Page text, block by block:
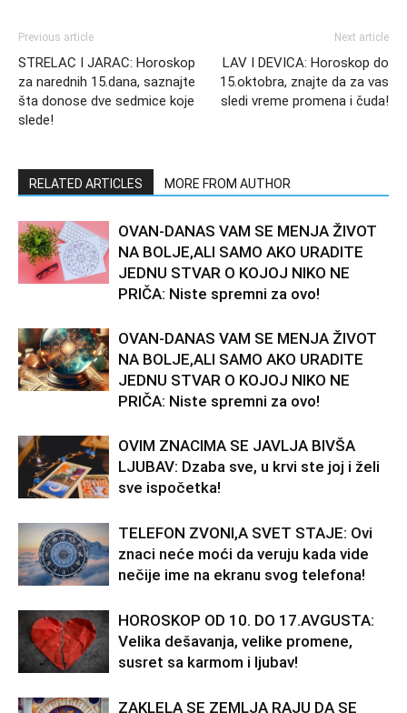
Previous article
STRELAC I JARAC: Horoskop
za narednih 15.dana, saznajte
šta donose dve sedmice koje
slede!
Next article
LAV I DEVICA: Horoskop do
15.oktobra, znajte da za vas
sledi vreme promena i čuda!
RELATED ARTICLES MORE FROM AUTHOR
OVAN-DANAS VAM SE MENJA ŽIVOT
NA BOLJE,ALI SAMO AKO URADITE
JEDNU STVAR O KOJOJ NIKO NE
PRIČA: Niste spremni za ovo!
OVAN-DANAS VAM SE MENJA ŽIVOT
NA BOLJE,ALI SAMO AKO URADITE
JEDNU STVAR O KOJOJ NIKO NE
PRIČA: Niste spremni za ovo!
OVIM ZNACIMA SE JAVLJA BIVŠA
LJUBAV: Dzaba sve, u krvi ste joj i želi
sve ispočetka!
TELEFON ZVONI,A SVET STAJE: Ovi
znaci neće moći da veruju kada vide
nečije ime na ekranu svog telefona!
HOROSKOP OD 10. DO 17.AVGUSTA:
Velika dešavanja, velike promene,
susret sa karmom i ljubav!
ZAKLELA SE ZEMLJA RAJU DA SE